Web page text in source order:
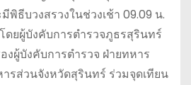
พิธีบวงสรวงในช่วงเช้า 09.09 น.
ดยผู้บังคับการตำรวจภูธรสุรินทร์
ผู้บังคับการตำรวจ ฝ่ายทหาร
รส่วนจังหวัดสุรินทร์ ร่วมจุดเทียน